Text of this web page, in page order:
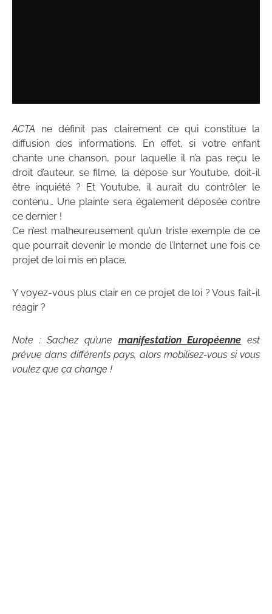
ACTA ne définit pas clairement ce qui constitue la
diffusion des informations. En effet, si votre enfant
chante une chanson, pour laquelle il n’a pas reçu le
droit d’auteur, se filme, la dépose sur Youtube, doit-il
être inquiété ? Et Youtube, il aurait du contrôler le
contenu… Une plainte sera également déposée contre
ce dernier !
Ce n’est malheureusement qu’un triste exemple de ce
que pourrait devenir le monde de l’Internet une fois ce
projet de loi mis en place.
Y voyez-vous plus clair en ce projet de loi ? Vous fait-il
réagir ?
Note : Sachez qu’une manifestation Européenne est
prévue dans différents pays, alors mobilisez-vous si vous
voulez que ça change !